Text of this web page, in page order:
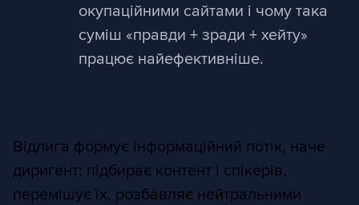
окупаційними сайтами і чому така
суміш «правди + зради + хейту»
працює найефективніше.
Відлига формує інформаційний потік, наче
диригент: підбирає контент і спікерів,
перемішує їх, розбавляє нейтральними